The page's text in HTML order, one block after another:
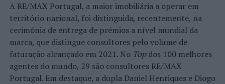
A RE/MAX Portugal, a maior imobiliária a operar em
território nacional, foi distinguida, recentemente, na
cerimónia de entrega de prémios a nível mundial da
marca, que distingue consultores pelo volume de
faturação alcançado em 2021. No Topdos 100 melhores
agentes do mundo, 29 são consultores RE/MAX
Portugal. Em destaque, a dupla Daniel Henriques e Diogo